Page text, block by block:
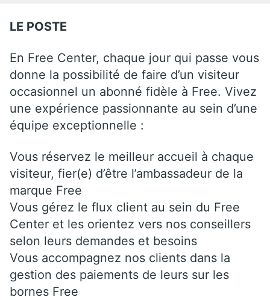
LE POSTE
En Free Center, chaque jour qui passe vous
donne la possibilité de faire d’un visiteur
occasionnel un abonné fidèle à Free. Vivez
une expérience passionnante au sein d’une
équipe exceptionnelle :
Vous réservez le meilleur accueil à chaque
visiteur, fier(e) d’être l’ambassadeur de la
marque Free
Vous gérez le flux client au sein du Free
Center et les orientez vers nos conseillers
selon leurs demandes et besoins
Vous accompagnez nos clients dans la
gestion des paiements de leurs sur les
bornes Free